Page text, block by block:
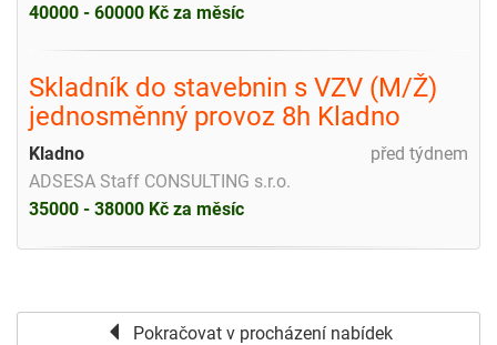
40000 - 60000 Kč za měsíc
Skladník do stavebnin s VZV (M/Ž)
jednosměnný provoz 8h Kladno
před týdnem
Kladno
ADSESA Staff CONSULTING s.r.o.
35000 - 38000 Kč za měsíc
Pokračovat v procházení nabídek